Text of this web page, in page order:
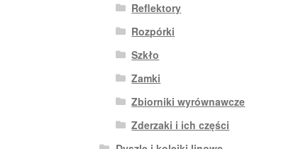
Reflektory
Rozpórki
Szkło
Zamki
Zbiorniki wyrównawcze
Zderzaki i ich części